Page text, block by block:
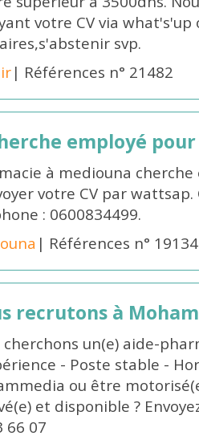
votre CV via
svp.
| Références n° 21482
employé
à mediouna
votre CV par
: 0600834499.
| Références n° 19134
recrutons à
cherchons un(e) aide-
- Poste stable -
ou être
et disponible ?
66 07